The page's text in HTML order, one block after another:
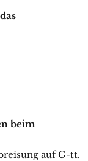
beim
auf G-tt.